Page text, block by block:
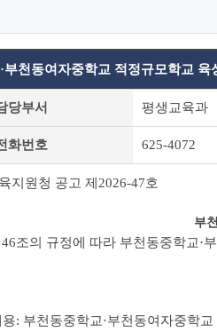
부천동여자중학교 적정규모학교
당부서 평생교육과
화번호 625-4072
지원청 공고 제2026-47호
부
조의 규정에 따라 부천동중학교·
4.
부천교육
: 부천동중학교·부천동여자중학교